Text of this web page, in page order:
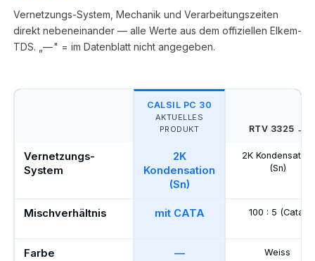
Vernetzungs-System, Mechanik und Verarbeitungszeiten
direkt nebeneinander — alle Werte aus dem offiziellen Elkem-
TDS. „— " = im Datenblatt nicht angegeben.
CALSIL PC 30
AKTUELLES
PRODUKT
RTV 3325 →
Vernetzungs-
System
2K
Kondensation
(Sn)
2K Kondensation
(Sn)
Mischverhältnis mit CATA 100 : 5 (Cata)
Farbe — Weiss